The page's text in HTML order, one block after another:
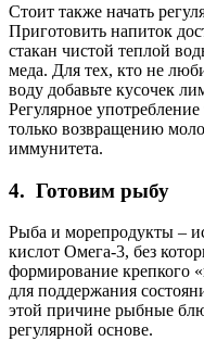
Стоит также начать
Приготовить напиток
стакан чистой теплой
меда. Для тех, кто не
воду добавьте кусочек
Регулярное
только возвращению
иммунитета.
4. Готовим рыбу
Рыба и морепродукты –
кислот Омега-3, без
формирование крепкого
для поддержания
этой причине рыбные
регулярной основе.